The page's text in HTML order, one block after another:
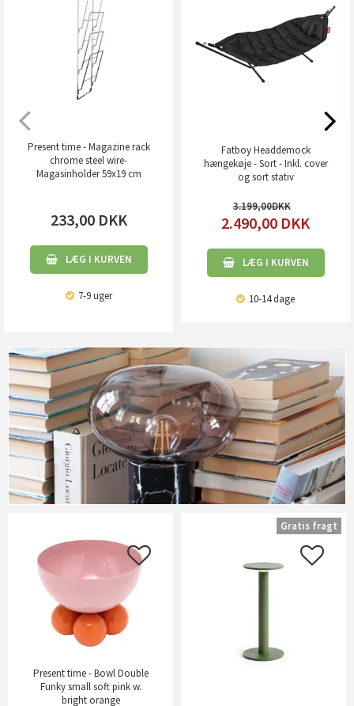
Present time - Magazine rack
chrome steel wire-
Magasinholder 59x19 cm
233,00 DKK
LÆG I KURVEN
7-9 uger
Fatboy Headdemock
hængekøje - Sort - Inkl. cover
og sort stativ
3.199,00
2.490,00 DKK
LÆG I KURVEN
10-14 dage
Present time - Bowl Double
Funky small soft pink w.
bright orange
Gratis fragt